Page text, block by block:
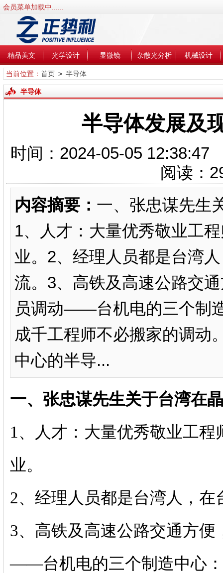
会员菜单加载中......
精品美文 光学设计 显微镜 杂散光分析 机械设计
当前位置： 首页> 半导体
半导体
半导体发展及
时间：2024-05-05
阅读：
内容摘要： 一、张忠谋先生
1、人才：大量优秀敬业工
业。2、经理人员都是台湾
流。3、高铁及高速公路交
员调动——台机电的三个制
成千工程师不必搬家的调动
中心的半导...
一、张忠谋先生关于台湾在
1、人才：大量优秀敬业工
业。
2、经理人员都是台湾人，
3、高铁及高速公路交通方
——台机电的三个制造中心